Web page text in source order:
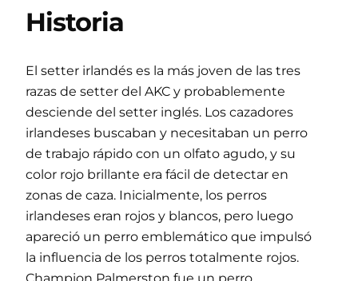
Historia
El setter irlandés es la más joven de las tres
razas de setter del AKC y probablemente
desciende del setter inglés. Los cazadores
irlandeses buscaban y necesitaban un perro
de trabajo rápido con un olfato agudo, y su
color rojo brillante era fácil de detectar en
zonas de caza. Inicialmente, los perros
irlandeses eran rojos y blancos, pero luego
apareció un perro emblemático que impulsó
la influencia de los perros totalmente rojos.